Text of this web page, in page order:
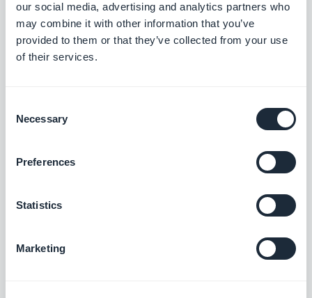
our social media, advertising and analytics partners who
may combine it with other information that you’ve
provided to them or that they’ve collected from your use
of their services.
Selection
Necessary
Preferences
Statistics
Marketing
installato uno degli add-on di cui sopra, questi
verranno eliminati dalla tua app.
online
2. Una volta aggiunto l'add-on abbonamenti,
Impostazioni > Guida agli abbonamenti > Guida
importante, ti guiderà e ti permetterà di accedere